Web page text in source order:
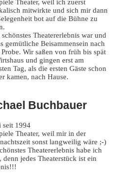
Theater, weil ich zuerst
mitwirkte und sich mir dann
bot auf die Bühne zu
Theatererlebnis war und
gemütliche Beisammensein nach
Wir saßen von früh bis spät
und gingen erst am
Tag, als die ersten Gäste schon
kamen, nach Hause.
Buchbauer
seit 1994
Theater, weil mir in der
sonst langweilig wäre ;-)
Theatererlebnis habe ich
denn jedes Theaterstück ist ein